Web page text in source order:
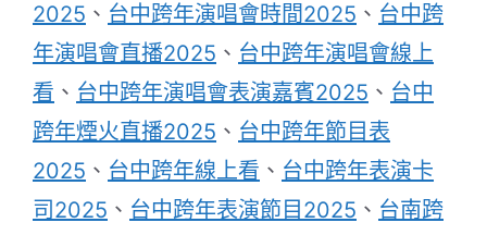
2025 、 台中跨年演唱會時間2025 、 台中跨
年演唱會直播2025 、 台中跨年演唱會線上
看 、 台中跨年演唱會表演嘉賓2025 、 台中
跨年煙火直播2025 、 台中跨年節目表
2025 、 台中跨年線上看 、 台中跨年表演卡
司2025 、 台中跨年表演節目2025 、 台南跨